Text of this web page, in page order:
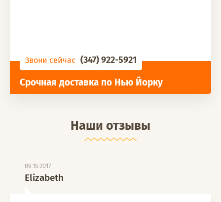
Звони сейчас (347) 922-5921
Срочная доставка по Нью Йорку
Наши отзывы
09.15.2017
Elizabeth